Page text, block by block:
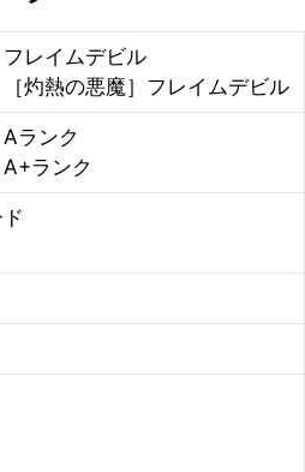
フレイムデビル
［灼熱の悪魔］フレイムデビル
Aランク
A+ランク